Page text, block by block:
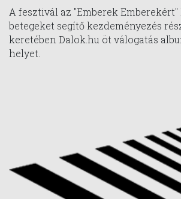
A fesztivál az "Emberek
betegeket segítő kezdeményezés
keretében Dalok.hu öt válogatás
helyet.